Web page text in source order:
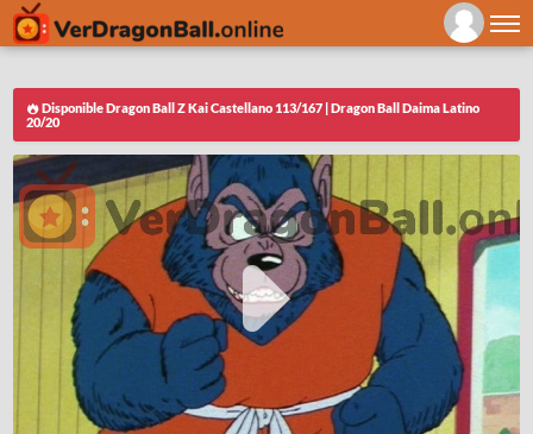
Disponible Dragon Ball Z Kai Castellano 113/167 | Dragon Ball Daima Latino
20/20